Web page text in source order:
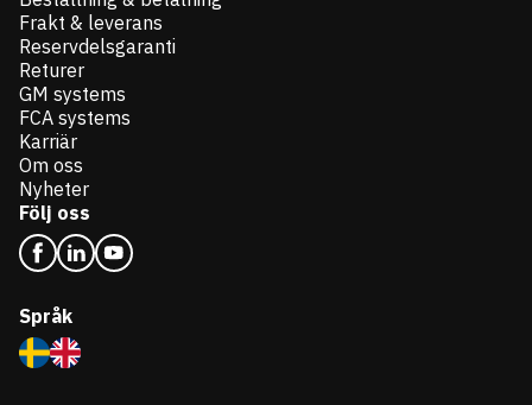
Frakt & leverans
Reservdelsgaranti
Returer
GM systems
FCA systems
Karriär
Om oss
Nyheter
Följ oss
Språk